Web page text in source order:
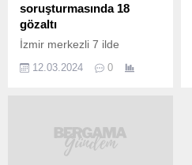
soruşturmasında 18
gözaltı
İzmir merkezli 7 ilde
gizli yapılanmasına yönelik
Terör Suçları Soruşturma
Bürosu tarafından
12.03.2024 0